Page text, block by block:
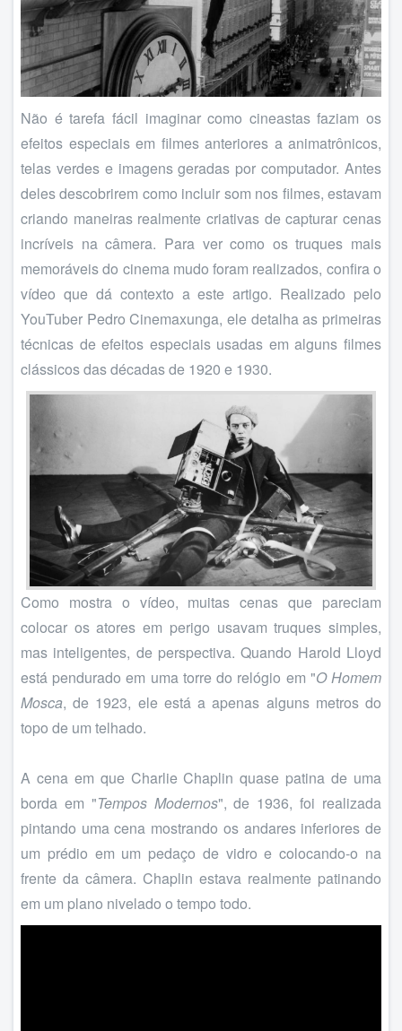
Não é tarefa fácil imaginar como cineastas faziam os
efeitos especiais em filmes anteriores a animatrônicos,
telas verdes e imagens geradas por computador. Antes
deles descobrirem como incluir som nos filmes, estavam
criando maneiras realmente criativas de capturar cenas
incríveis na câmera. Para ver como os truques mais
memoráveis do cinema mudo foram realizados, confira o
vídeo que dá contexto a este artigo. Realizado pelo
YouTuber Pedro Cinemaxunga, ele detalha as primeiras
técnicas de efeitos especiais usadas em alguns filmes
clássicos das décadas de 1920 e 1930.
Como mostra o vídeo, muitas cenas que pareciam
colocar os atores em perigo usavam truques simples,
mas inteligentes, de perspectiva. Quando Harold Lloyd
está pendurado em uma torre do relógio em "O Homem
Mosca, de 1923, ele está a apenas alguns metros do
topo de um telhado.
A cena em que Charlie Chaplin quase patina de uma
borda em "Tempos Modernos", de 1936, foi realizada
pintando uma cena mostrando os andares inferiores de
um prédio em um pedaço de vidro e colocando-o na
frente da câmera. Chaplin estava realmente patinando
em um plano nivelado o tempo todo.